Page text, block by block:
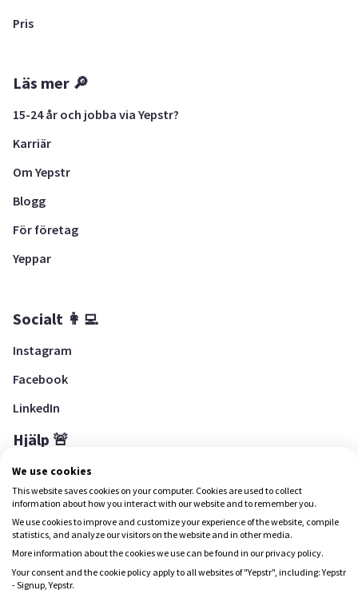
Pris
Läs mer 🔎
15-24 år och jobba via Yepstr?
Karriär
Om Yepstr
Blogg
För företag
Yeppar
Socialt 👩‍💻
Instagram
Facebook
LinkedIn
Hjälp 🚨
Hjälpcenter
Ladda ned Yepstr
Ladda ned Yepstr
We use cookies
This website saves cookies on your computer. Cookies are used to collect
information about how you interact with our website and to remember you.
We use cookies to improve and customize your experience of the website, compile
statistics, and analyze our visitors on the website and in other media.
More information about the cookies we use can be found in our privacy policy.
Your consent and the cookie policy apply to all websites of "Yepstr", including: Yepstr
- Signup, Yepstr.